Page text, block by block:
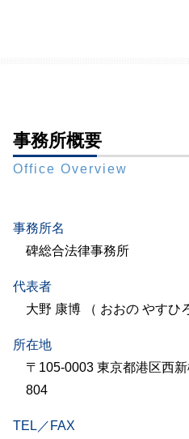
事務所概要
Office Overview
事務所名
碑総合法律事務所
代表者
大野 康博 （ おおの やすひ
所在地
〒105-0003 東京都港区西
804
TEL／FAX